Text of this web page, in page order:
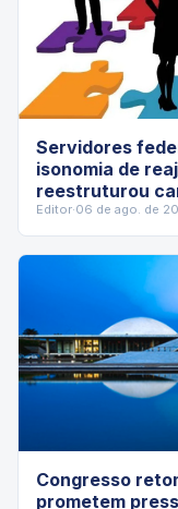
Servidores
isonomia de
reestruturou
Editor·06 de ago. de
Congresso
prometem